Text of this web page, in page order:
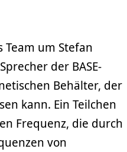
um Stefan
der BASE-
Behälter, der
kann. Ein Teilchen
Frequenz, die durch
von